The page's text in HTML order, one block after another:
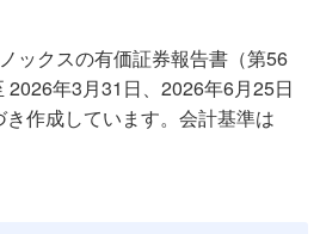
ックスの有価証券報告書（第56
2026年3月31日、2026年6月25日
作成しています。会計基準は